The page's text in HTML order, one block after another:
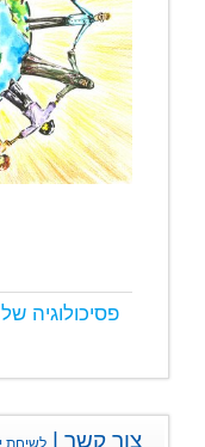
פסיכולוגיה
צור קשר |